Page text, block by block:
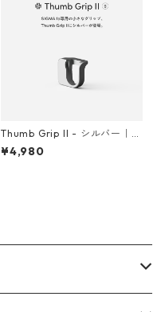
Thumb Grip II - シルバー｜fo
r SIGMA fp
¥4,980